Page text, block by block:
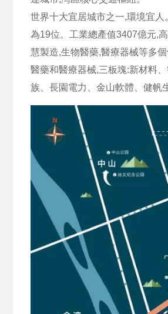
世界十大宜居城市之一,環境宜
為19位。工業總產值3407億元,
慧製造,生物醫藥,醫療器械等多
醫藥和醫療器械,三板塊:新材料
族、長園電力、金山軟體、健帆